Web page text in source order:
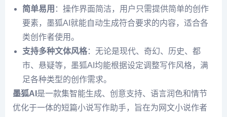
简单易用 ：操作界面简洁，用户只需提供简单的创作
要素，墨狐AI就能自动生成符合要求的内容，适合各
类创作者使用。
支持多种文体风格：无论是现代、奇幻、历史、都
市、悬疑等，墨狐AI均能根据设定调整写作风格，满
足各种类型的创作需求。
墨狐AI 是一款集智能生成、创意支持、语言润色和情节
优化于一体的短篇小说写作助手，旨在为网文小说作者